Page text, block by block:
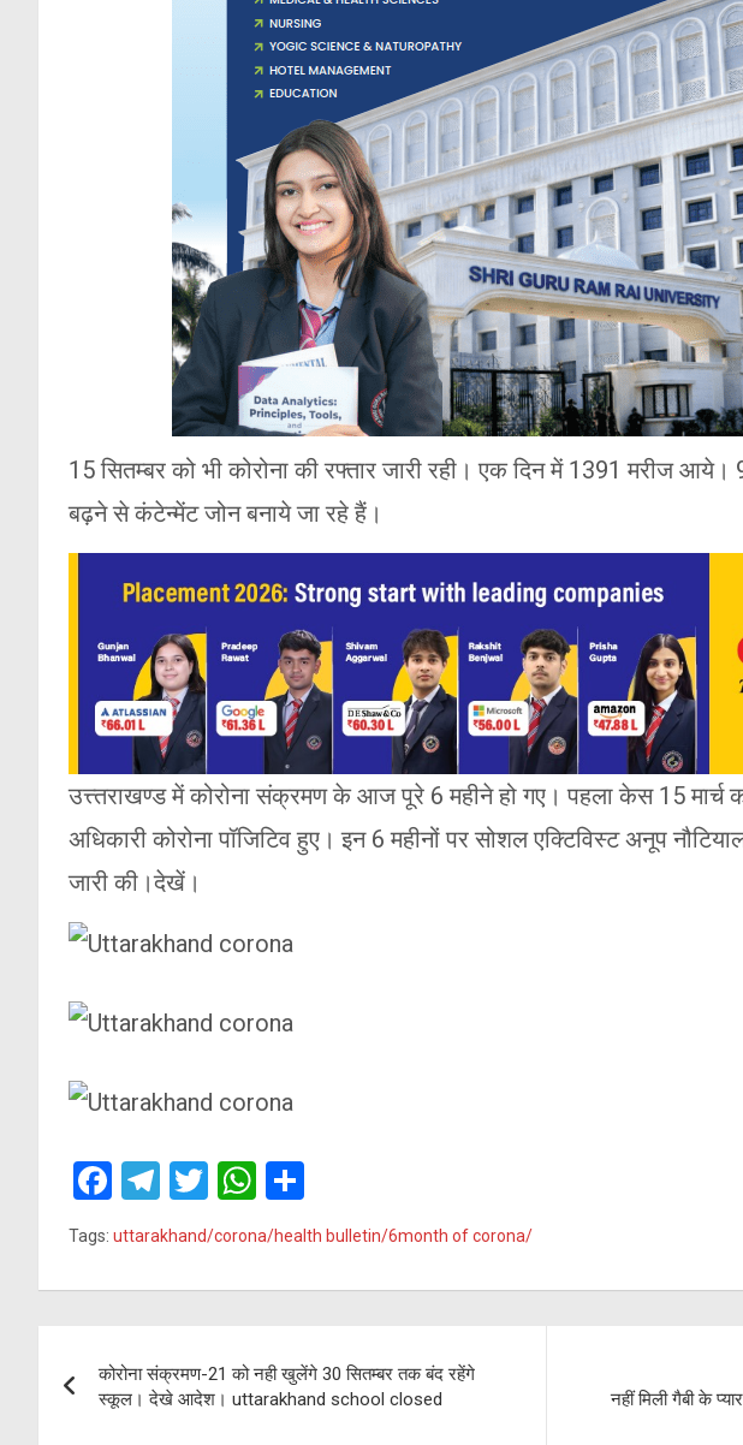
15 सितम्बर को भी कोरोना की रफ्तार जारी रही। एक दिन में 1391 मरीज
बढ़ने से कंटेन्मेंट जोन बनाये जा रहे हैं।
उत्त्तराखण्ड में कोरोना संक्रमण के आज पूरे 6 महीने हो गए। पहला केस 15
अधिकारी कोरोना पॉजिटिव हुए। इन 6 महीनों पर सोशल एक्टिविस्ट अनूप
जारी की।देखें।
F
a
ce
b
o
k
T
el
e
gr
m
T
wi
tt
er
W
h
at
s
p
p
h
ar
e
Tags: uttarakhand/corona/health bulletin/6month of corona/
navigation
कोरोना संक्रमण-21 को नही खुलेंगे 30 सितम्बर तक बंद रहेंगे
स्कूल। देखे आदेश। uttarakhand school closed
नहीं मिली गैबी के